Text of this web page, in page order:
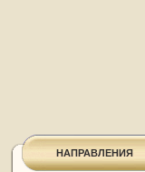
НАПРАВЛЕНИЯ